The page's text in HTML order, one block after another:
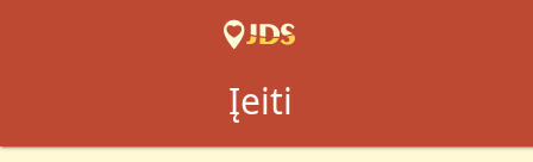
Įeiti